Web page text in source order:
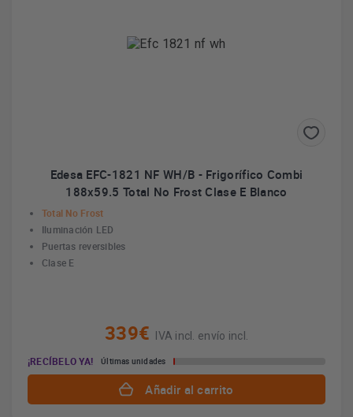
Edesa EFC-1821 NF WH/B - Frigorífico Combi
188x59.5 Total No Frost Clase E Blanco
Total No Frost
Iluminación LED
Puertas reversibles
Clase E
339€
IVA incl. envío incl.
¡RECÍBELO YA!
Últimas unidades
Añadir al carrito